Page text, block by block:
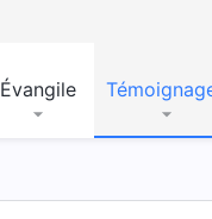
Évangile